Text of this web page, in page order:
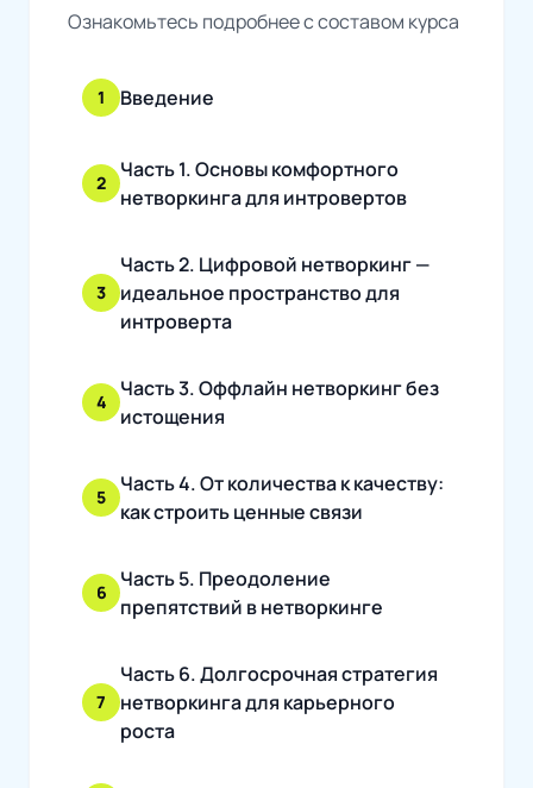
Ознакомьтесь подробнее с составом курса
1 Введение
2
Часть 1. Основы комфортного
нетворкинга для интровертов
3
Часть 2. Цифровой нетворкинг —
идеальное пространство для
интроверта
4
Часть 3. Оффлайн нетворкинг без
истощения
5
Часть 4. От количества к качеству:
как строить ценные связи
6
Часть 5. Преодоление
препятствий в нетворкинге
7
Часть 6. Долгосрочная стратегия
нетворкинга для карьерного
роста